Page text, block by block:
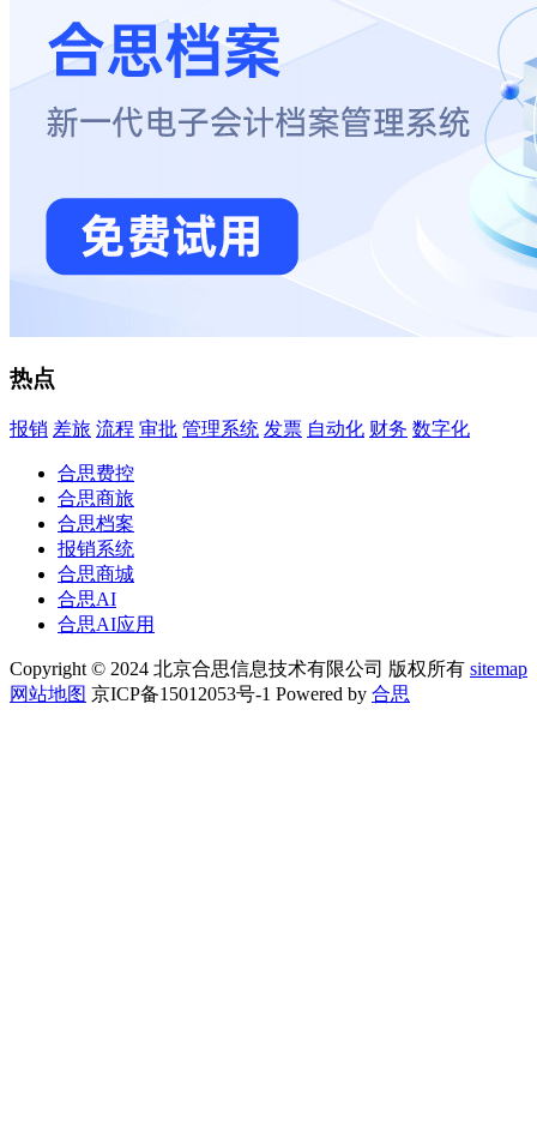
热点
报销 差旅 流程 审批 管理系统 发票 自动化 财务 数字化
合思费控
合思商旅
合思档案
报销系统
合思商城
合思AI
合思AI应用
Copyright © 2024 北京合思信息技术有限公司 版权所有 sitemap
网站地图 京ICP备15012053号-1 Powered by 合思